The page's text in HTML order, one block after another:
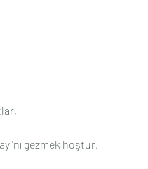
gezmek hoştur.